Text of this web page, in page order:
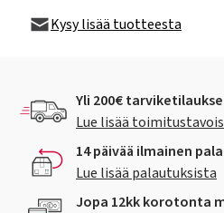
Kysy lisää tuotteesta
Yli 200€
Lue lisää
14 päivää ilmainen
Lue lisää palautuksista
Jopa 12kk korotonta